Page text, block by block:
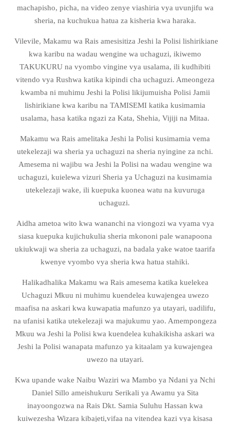
machapisho, picha, na video zenye viashiria vya uvunjifu wa
sheria, na kuchukua hatua za kisheria kwa haraka.
Vilevile, Makamu wa Rais amesisitiza Jeshi la Polisi lishirikiane
kwa karibu na wadau wengine wa uchaguzi, ikiwemo
TAKUKURU na vyombo vingine vya usalama, ili kudhibiti
vitendo vya Rushwa katika kipindi cha uchaguzi. Ameongeza
kwamba ni muhimu Jeshi la Polisi likijumuisha Polisi Jamii
lishirikiane kwa karibu na TAMISEMI katika kusimamia
usalama, hasa katika ngazi za Kata, Shehia, Vijiji na Mitaa.
Makamu wa Rais amelitaka Jeshi la Polisi kusimamia vema
utekelezaji wa sheria ya uchaguzi na sheria nyingine za nchi.
Amesema ni wajibu wa Jeshi la Polisi na wadau wengine wa
uchaguzi, kuielewa vizuri Sheria ya Uchaguzi na kusimamia
utekelezaji wake, ili kuepuka kuonea watu na kuvuruga
uchaguzi.
Aidha ametoa wito kwa wananchi na viongozi wa vyama vya
siasa kuepuka kujichukulia sheria mkononi pale wanapoona
ukiukwaji wa sheria za uchaguzi, na badala yake watoe taarifa
kwenye vyombo vya sheria kwa hatua stahiki.
Halikadhalika Makamu wa Rais amesema katika kuelekea
Uchaguzi Mkuu ni muhimu kuendelea kuwajengea uwezo
maafisa na askari kwa kuwapatia mafunzo ya utayari, uadilifu,
na ufanisi katika utekelezaji wa majukumu yao. Amempongeza
Mkuu wa Jeshi la Polisi kwa kuendelea kuhakikisha askari wa
Jeshi la Polisi wanapata mafunzo ya kitaalam ya kuwajengea
uwezo na utayari.
Kwa upande wake Naibu Waziri wa Mambo ya Ndani ya Nchi
Daniel Sillo ameishukuru Serikali ya Awamu ya Sita
inayoongozwa na Rais Dkt. Samia Suluhu Hassan kwa
kuiwezesha Wizara kibajeti,vifaa na vitendea kazi vya kisasa